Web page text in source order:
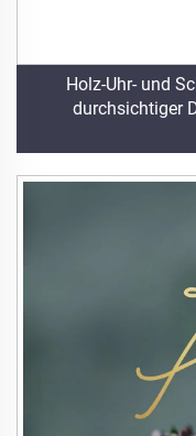
Holz-Uhr- und
durchsichtiger